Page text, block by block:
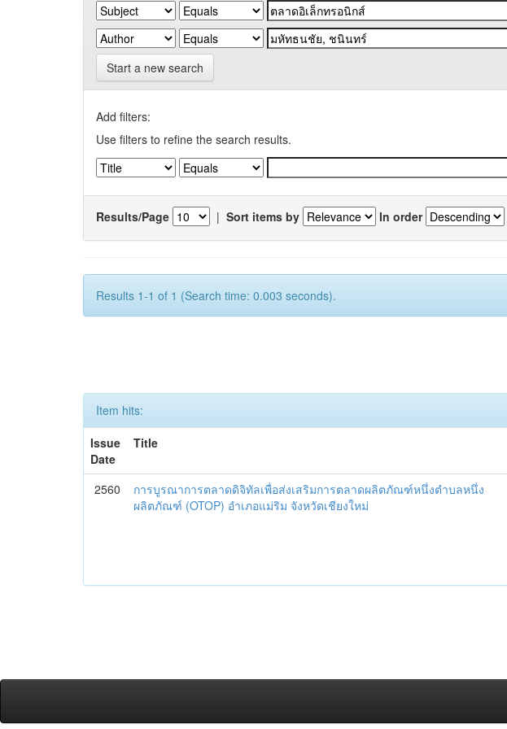
Start a new search
Add filters:
Use filters to refine the search results.
Results/Page | Sort items by In order
Results 1-1 of 1 (Search time: 0.003 seconds).
Item hits:
Issue
Date
Title
2560
การบูรณาการตลาดดิจิทัลเพื่อส่งเสริมการตลาดผลิตภัณฑ์หนึ่งตำบลหนึ่ง
ผลิตภัณฑ์ (OTOP) อำเภอแม่ริม จังหวัดเชียงใหม่